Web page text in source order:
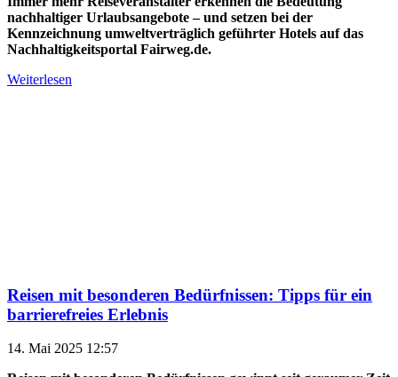
nachhaltiger Urlaubsangebote – und setzen bei der
Kennzeichnung umweltverträglich geführter Hotels auf das
Nachhaltigkeitsportal Fairweg.de.
Weiterlesen
Reisen mit besonderen Bedürfnissen: Tipps für ein
barrierefreies Erlebnis
14. Mai 2025 12:57